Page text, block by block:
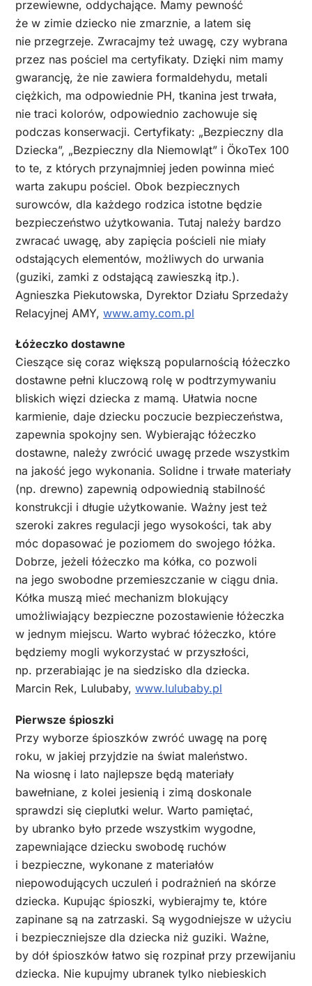
przewiewne, oddychające. Mamy pewność
że w zimie dziecko nie zmarznie, a latem się
nie przegrzeje. Zwracajmy też uwagę, czy wybrana
przez nas pościel ma certyfikaty. Dzięki nim mamy
gwarancję, że nie zawiera formaldehydu, metali
ciężkich, ma odpowiednie PH, tkanina jest trwała,
nie traci kolorów, odpowiednio zachowuje się
podczas konserwacji. Certyfikaty: „Bezpieczny dla
Dziecka”, „Bezpieczny dla Niemowląt” i ÖkoTex 100
to te, z których przynajmniej jeden powinna mieć
warta zakupu pościel. Obok bezpiecznych
surowców, dla każdego rodzica istotne będzie
bezpieczeństwo użytkowania. Tutaj należy bardzo
zwracać uwagę, aby zapięcia pościeli nie miały
odstających elementów, możliwych do urwania
(guziki, zamki z odstającą zawieszką itp.).
Agnieszka Piekutowska, Dyrektor Działu Sprzedaży
Relacyjnej AMY, www.amy.com.pl
Łóżeczko dostawne
Cieszące się coraz większą popularnością łóżeczko
dostawne pełni kluczową rolę w podtrzymywaniu
bliskich więzi dziecka z mamą. Ułatwia nocne
karmienie, daje dziecku poczucie bezpieczeństwa,
zapewnia spokojny sen. Wybierając łóżeczko
dostawne, należy zwrócić uwagę przede wszystkim
na jakość jego wykonania. Solidne i trwałe materiały
(np. drewno) zapewnią odpowiednią stabilność
konstrukcji i długie użytkowanie. Ważny jest też
szeroki zakres regulacji jego wysokości, tak aby
móc dopasować je poziomem do swojego łóżka.
Dobrze, jeżeli łóżeczko ma kółka, co pozwoli
na jego swobodne przemieszczanie w ciągu dnia.
Kółka muszą mieć mechanizm blokujący
umożliwiający bezpieczne pozostawienie łóżeczka
w jednym miejscu. Warto wybrać łóżeczko, które
będziemy mogli wykorzystać w przyszłości,
np. przerabiając je na siedzisko dla dziecka.
Marcin Rek, Lulubaby, www.lulubaby.pl
Pierwsze śpioszki
Przy wyborze śpioszków zwróć uwagę na porę
roku, w jakiej przyjdzie na świat maleństwo.
Na wiosnę i lato najlepsze będą materiały
bawełniane, z kolei jesienią i zimą doskonale
sprawdzi się cieplutki welur. Warto pamiętać,
by ubranko było przede wszystkim wygodne,
zapewniające dziecku swobodę ruchów
i bezpieczne, wykonane z materiałów
niepowodujących uczuleń i podrażnień na skórze
dziecka. Kupując śpioszki, wybierajmy te, które
zapinane są na zatrzaski. Są wygodniejsze w użyciu
i bezpieczniejsze dla dziecka niż guziki. Ważne,
by dół śpioszków łatwo się rozpinał przy przewijaniu
dziecka. Nie kupujmy ubranek tylko niebieskich